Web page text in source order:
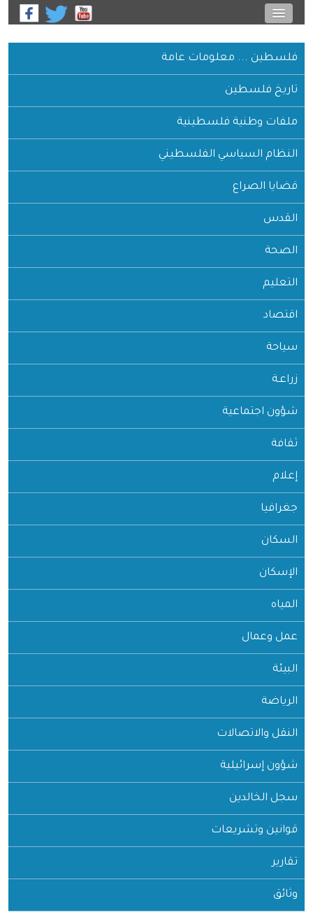
فلسطين ... معلومات عامة
تاريخ فلسطين
ملفات وطنية فلسطينية
النظام السياسي الفلسطيني
قضايا الصراع
القدس
الصحة
التعليم
اقتصاد
سياحة
زراعـة
شؤون اجتماعية
ثقافة
إعلام
جغرافيا
السكان
الإسكان
المياه
عمل وعمال
البيئة
الرياضة
النقل والاتصالات
شؤون إسرائيلية
سجل الخالدين
قوانين وتشريعات
تقارير
وثائق